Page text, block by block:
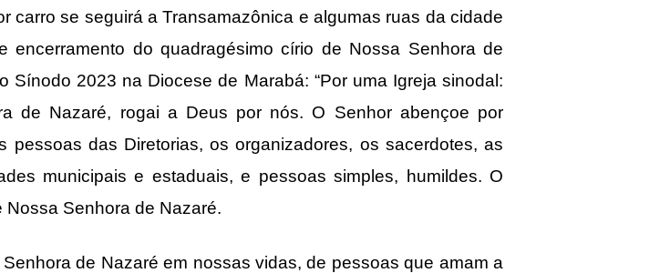
carro se seguirá a Transamazônica e algumas ruas da cidade
do quadragésimo círio de Nossa Senhora de
Sínodo 2023 na Diocese de Marabá: “Por uma Igreja sinodal:
de Nazaré, rogai a Deus por nós. O Senhor abençoe por
das Diretorias, os organizadores, os sacerdotes, as
municipais e estaduais, e pessoas simples, humildes. O
Senhora de Nazaré.
de Nazaré em nossas vidas, de pessoas que amam a